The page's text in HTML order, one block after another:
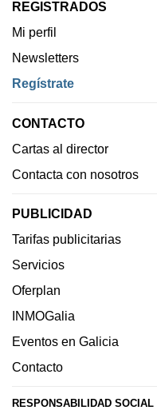
REGISTRADOS
Mi perfil
Newsletters
Regístrate
CONTACTO
Cartas al director
Contacta con nosotros
PUBLICIDAD
Tarifas publicitarias
Servicios
Oferplan
INMOGalia
Eventos en Galicia
Contacto
RESPONSABILIDAD SOCIAL